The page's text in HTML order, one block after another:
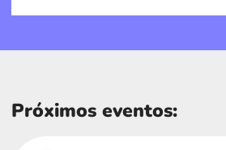
Próximos eventos: